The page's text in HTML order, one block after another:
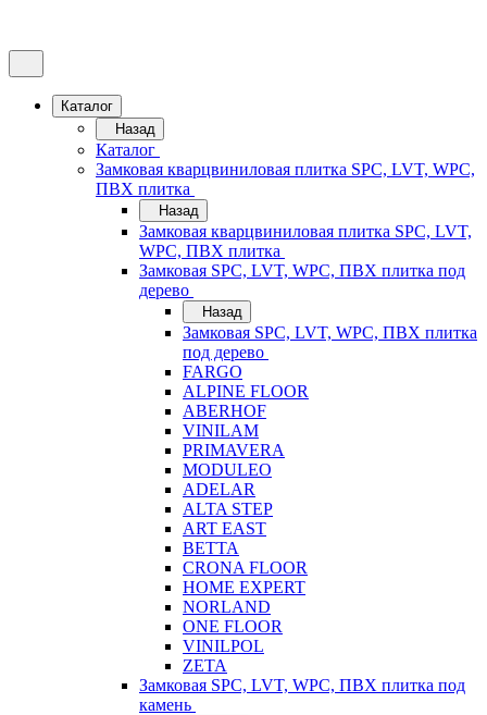
Каталог
Назад
Каталог
Замковая кварцвиниловая плитка SPC, LVT, WPC,
ПВХ плитка
Назад
Замковая кварцвиниловая плитка SPC, LVT,
WPC, ПВХ плитка
Замковая SPC, LVT, WPC, ПВХ плитка под
дерево
Назад
Замковая SPC, LVT, WPC, ПВХ плитка
под дерево
FARGO
ALPINE FLOOR
ABERHOF
VINILAM
PRIMAVERA
MODULEO
ADELAR
ALTA STEP
ART EAST
BETTA
CRONA FLOOR
HOME EXPERT
NORLAND
ONE FLOOR
VINILPOL
ZETA
Замковая SPC, LVT, WPC, ПВХ плитка под
камень